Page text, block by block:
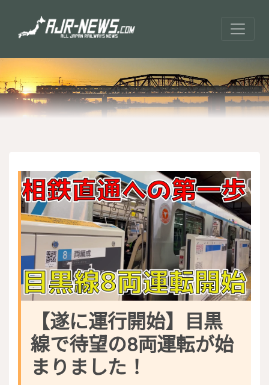
【遂に運行開始】目黒
線で待望の8両運転が始
まりました！